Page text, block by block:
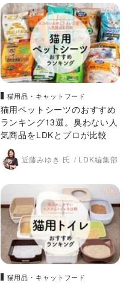
猫用品・キャットフード
猫用ペットシーツのおすすめ
ランキング13選。臭わない人
気商品をLDKとプロが比較
近藤みゆき 氏 LDK編集部
猫用品・キャットフード